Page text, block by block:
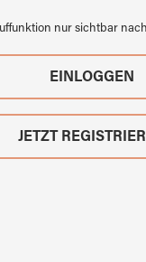
nur sichtbar
EINLOGGEN
JETZT